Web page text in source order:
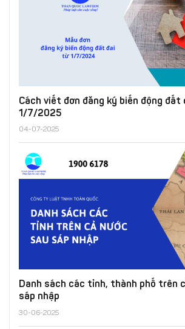
Cách viết đơn đăng ký biến động
1/7/2025
04-07-2025
Danh sách các tỉnh, thành phố trên
sáp nhập
30-06-2025